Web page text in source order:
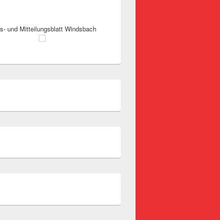
und Mitteilungsblatt Windsbach